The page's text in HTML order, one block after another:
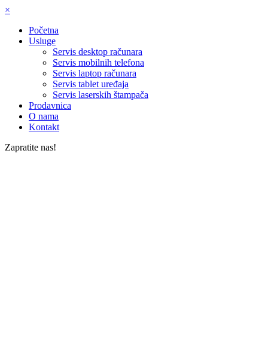
×
Početna
Usluge
Servis desktop računara
Servis mobilnih telefona
Servis laptop računara
Servis tablet uređaja
Servis laserskih štampača
Prodavnica
O nama
Kontakt
Zapratite nas!